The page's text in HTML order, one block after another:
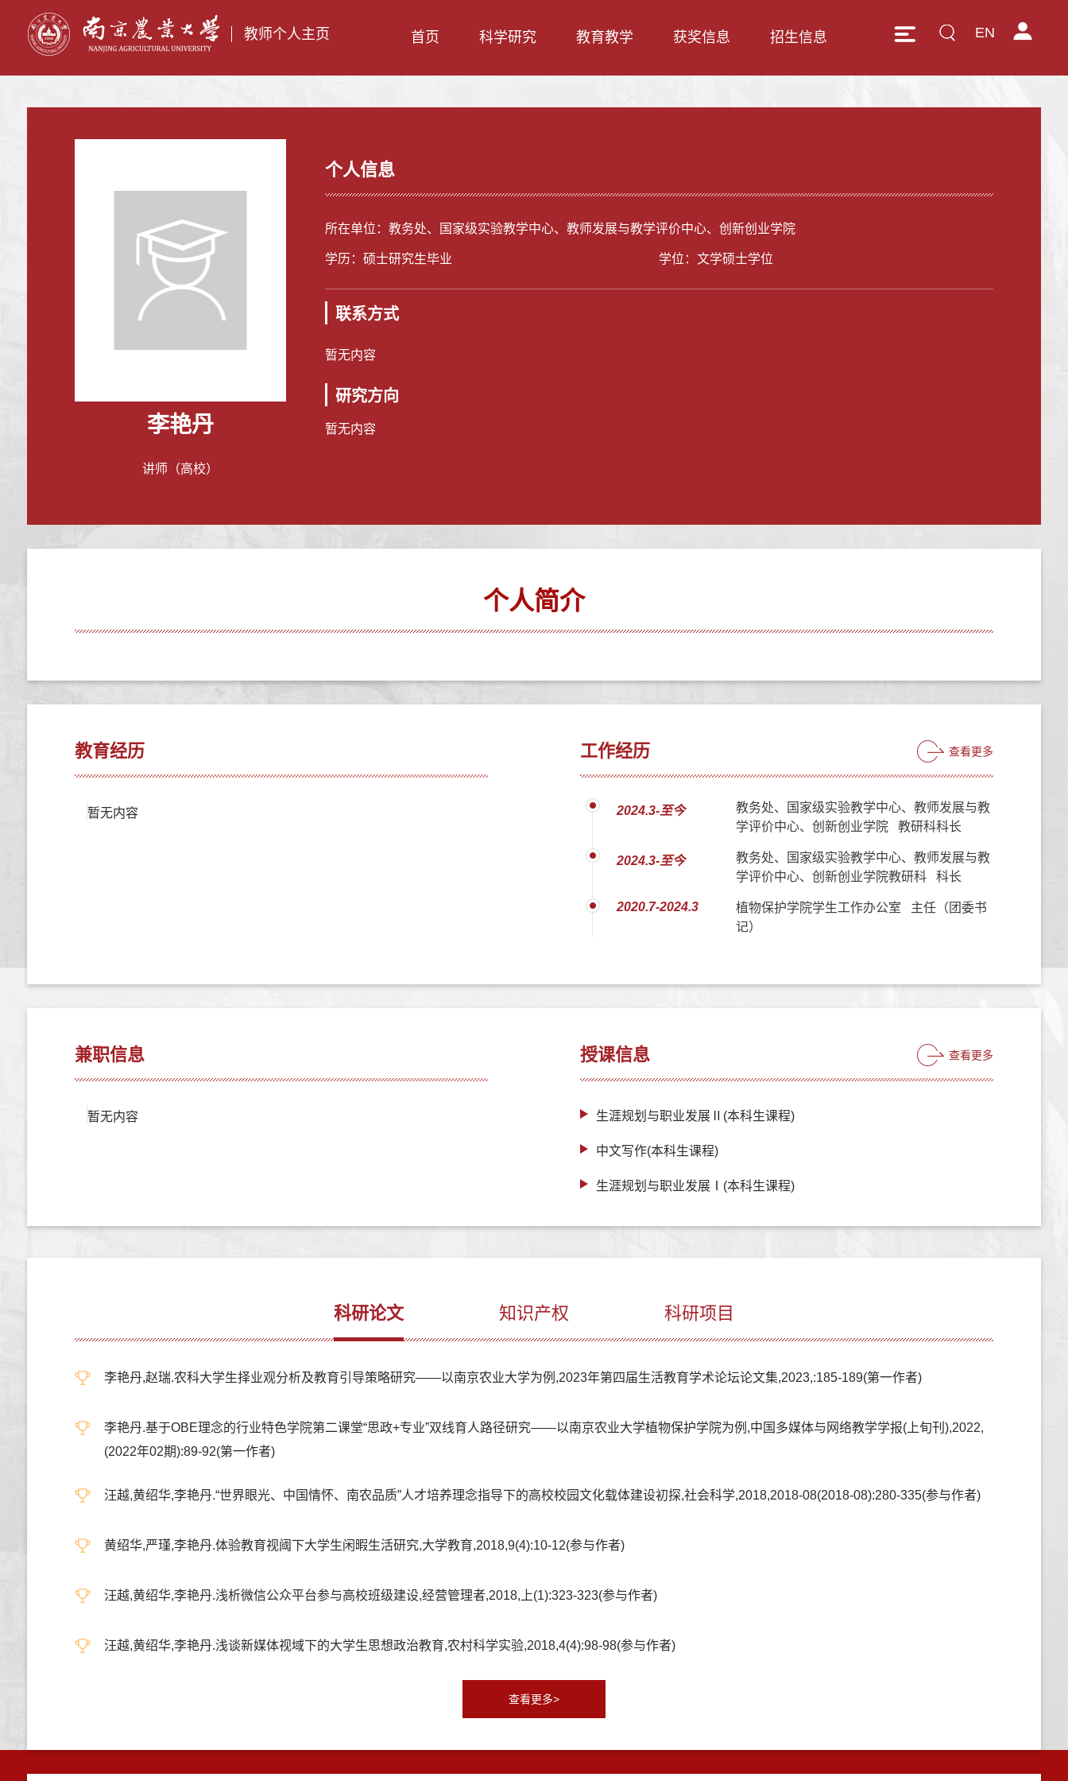
教师个人主页 EN
首页 科学研究 教育教学 获奖信息 招生信息
李艳丹
讲师（高校）
个人信息
所在单位：教务处、国家级实验教学中心、教师发展与教学评价中心、创新创业学院
学历：硕士研究生毕业 学位：文学硕士学位
联系方式
暂无内容
研究方向
暂无内容
个人简介
教育经历
暂无内容
工作经历 查看更多
2024.3-至今
教务处、国家级实验教学中心、教师发展与教
学评价中心、创新创业学院 教研科科长
2024.3-至今
教务处、国家级实验教学中心、教师发展与教
学评价中心、创新创业学院教研科 科长
2020.7-2024.3
植物保护学院学生工作办公室 主任（团委书
记）
兼职信息
暂无内容
授课信息 查看更多
生涯规划与职业发展Ⅱ(本科生课程)
中文写作(本科生课程)
生涯规划与职业发展Ⅰ(本科生课程)
科研论文 知识产权 科研项目
李艳丹,赵瑞.农科大学生择业观分析及教育引导策略研究——以南京农业大学为例,2023年第四届生活教育学术论坛论文集,2023,:185-189(第一作者)
李艳丹.基于OBE理念的行业特色学院第二课堂“思政+专业”双线育人路径研究——以南京农业大学植物保护学院为例,中国多媒体与网络教学学报(上旬刊),2022,
(2022年02期):89-92(第一作者)
汪越,黄绍华,李艳丹.“世界眼光、中国情怀、南农品质”人才培养理念指导下的高校校园文化载体建设初探,社会科学,2018,2018-08(2018-08):280-335(参与作者)
黄绍华,严瑾,李艳丹.体验教育视阈下大学生闲暇生活研究,大学教育,2018,9(4):10-12(参与作者)
汪越,黄绍华,李艳丹.浅析微信公众平台参与高校班级建设,经营管理者,2018,上(1):323-323(参与作者)
汪越,黄绍华,李艳丹.浅谈新媒体视域下的大学生思想政治教育,农村科学实验,2018,4(4):98-98(参与作者)
查看更多>